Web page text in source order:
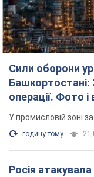
Сили оборони
Башкортостані:
У промисловій зоні
годину тому
Росія